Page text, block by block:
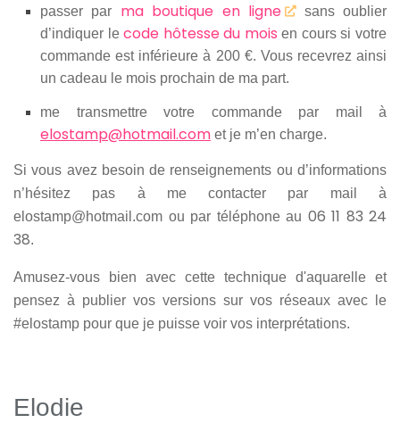
passer par ma boutique en ligne
sans oublier
d’indiquer le code hôtesse du mois en cours si votre
commande est inférieure à 200 €. Vous recevrez ainsi
un cadeau le mois prochain de ma part.
me transmettre votre commande par mail à
elostamp@hotmail.com et je m’en charge.
Si vous avez besoin de renseignements ou d’informations
n’hésitez pas à me contacter par mail à
elostamp@hotmail.com ou par téléphone au 06 11 83 24
38.
Amusez-vous bien avec cette technique d'aquarelle et
pensez à publier vos versions sur vos réseaux avec le
#elostamp pour que je puisse voir vos interprétations.
Elodie